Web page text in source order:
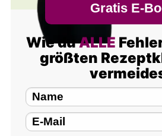
Gratis E-
Wie duALLE
größten